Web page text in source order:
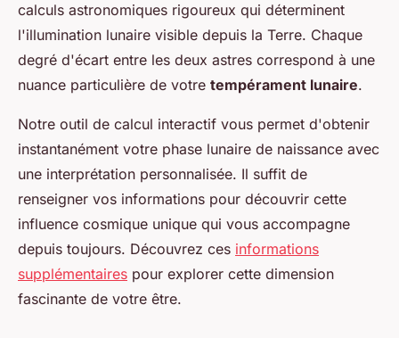
calculs astronomiques rigoureux qui déterminent
l'illumination lunaire visible depuis la Terre. Chaque
degré d'écart entre les deux astres correspond à une
nuance particulière de votre tempérament lunaire.
Notre outil de calcul interactif vous permet d'obtenir
instantanément votre phase lunaire de naissance avec
une interprétation personnalisée. Il suffit de
renseigner vos informations pour découvrir cette
influence cosmique unique qui vous accompagne
depuis toujours. Découvrez ces informations
supplémentaires pour explorer cette dimension
fascinante de votre être.